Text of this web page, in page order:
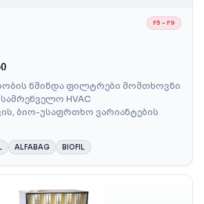
F5 – F9
წმინდა ფილტრები მომთხოვნი
HVAC
ბიო-უსაფრთხო ვარიანტების
ALFABAG BIOFIL